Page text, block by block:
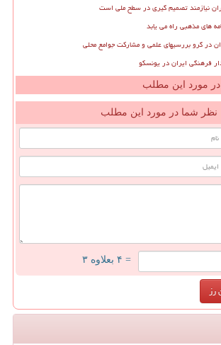
نیازمند تصمیم گیری در سطح ملی است
های مذهبی راه می یابد
در گرو بررسیهای علمی و مشارکت جوامع محلی
فرهنگی ایران در یونسکو
در مورد این مطلب
نظر شما در مورد این مطلب
= ۴ بعلاوه ۳